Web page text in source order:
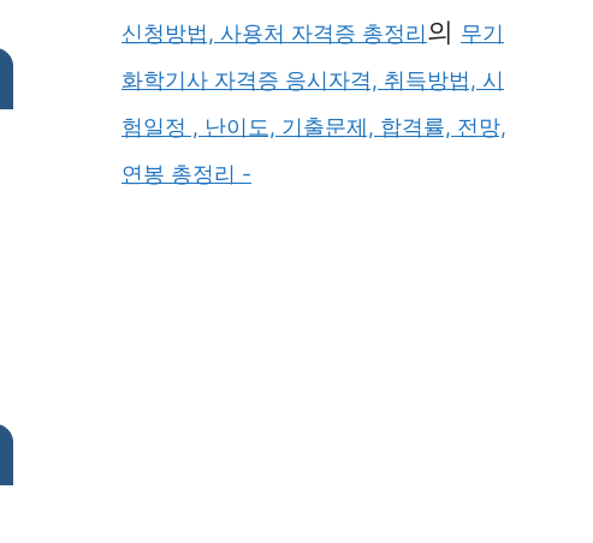
신청방법, 사용처 자격증 총정리의 무기
화학기사 자격증 응시자격, 취득방법, 시
험일정 , 난이도, 기출문제, 합격률, 전망,
연봉 총정리 -